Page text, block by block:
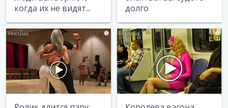
когда их не видят...
долго
i i